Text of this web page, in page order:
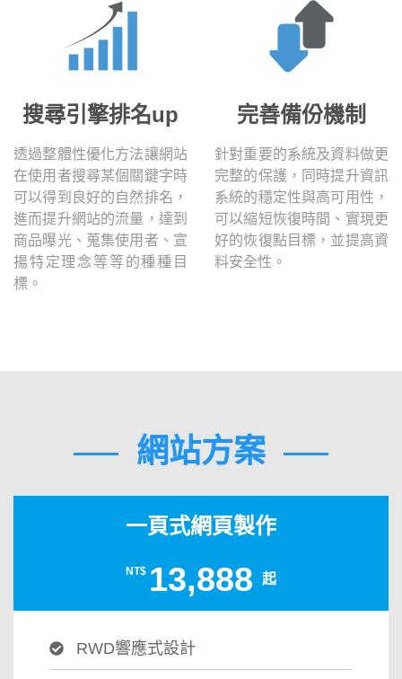
搜尋引擎排名up
透過整體性優化方法讓網站
在使用者搜尋某個關鍵字時
可以得到良好的自然排名，
進而提升網站的流量，達到
商品曝光、蒐集使用者、宣
揚特定理念等等的種種目
標。
完善備份機制
針對重要的系統及資料做更
完整的保護，同時提升資訊
系統的穩定性與高可用性，
可以縮短恢復時間、實現更
好的恢復點目標，並提高資
料安全性。
網站方案
一頁式網頁製作
NT$ 13,888 起
RWD響應式設計